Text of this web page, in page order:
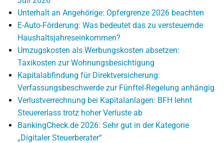
Unterhalt an Angehörige: Opfergrenze 2026 beachten
E-Auto-Förderung: Was bedeutet das zu versteuernde
Haushaltsjahreseinkommen?
Umzugskosten als Werbungskosten absetzen:
Taxikosten zur Wohnungsbesichtigung
Kapitalabfindung für Direktversicherung:
Verfassungsbeschwerde zur Fünftel-Regelung anhängig
Verlustverrechnung bei Kapitalanlagen: BFH lehnt
Steuererlass trotz hoher Verluste ab
BankingCheck.de 2026: Sehr gut in der Kategorie
„Digitaler Steuerberater“